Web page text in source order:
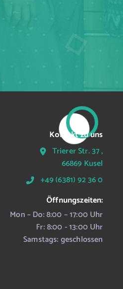
Kontakt zu uns
Trierer Str. 37 ,
66869 Kusel
+49 (6381) 92 36 0
Öffnungszeiten:
Mon – Do: 8:00 – 17:00 Uhr
Fr: 8:00 - 13:00 Uhr
Samstags: geschlossen